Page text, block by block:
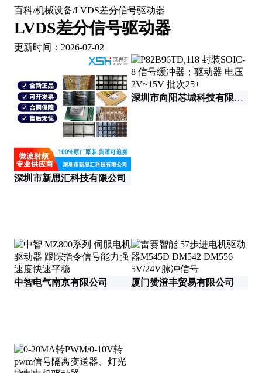
百科/机械设备/LVDS差分信号驱动器
LVDS差分信号驱动器
更新时间：2026-07-02
深圳市新思汇科技有限公司
深圳市向阳芯城科技有限公司
中智电气南京有限公司 厦门赞澄丰贸易有限公司